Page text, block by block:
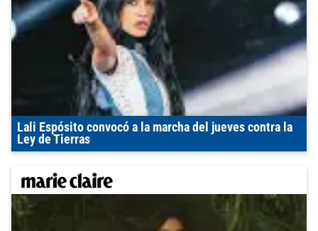
Lali Espósito convocó a la marcha del jueves contra la
Ley de Tierras